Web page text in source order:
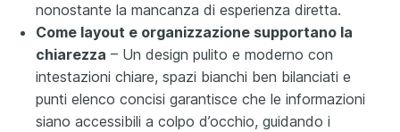
nonostante la mancanza di esperienza diretta.
Come layout e organizzazione supportano la
chiarezza – Un design pulito e moderno con
intestazioni chiare, spazi bianchi ben bilanciati e
punti elenco concisi garantisce che le informazioni
siano accessibili a colpo d’occhio, guidando i